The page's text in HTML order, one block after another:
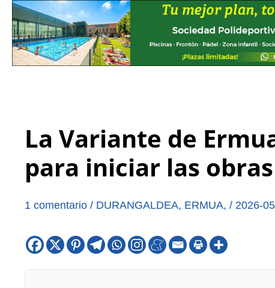
La Variante de
para iniciar las obras
1 comentario / DURANGALDEA, ERMUA, / 2026-